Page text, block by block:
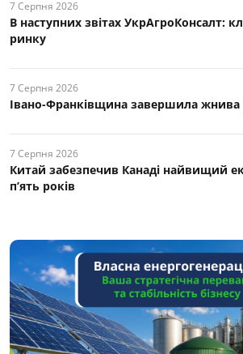
7 Серпня 2026
В наступних звітах УкрАгроКонсалт:
ринку
7 Серпня 2026
Івано-Франківщина завершила жнива
7 Серпня 2026
Китай забезпечив Канаді найвищий
п’ять років